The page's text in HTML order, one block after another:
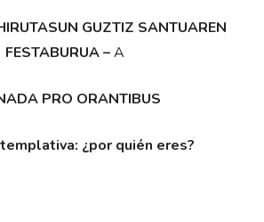
GUZTIZ SANTUAREN
FESTABURUA –A
PRO ORANTIBUS
¿por quién eres?